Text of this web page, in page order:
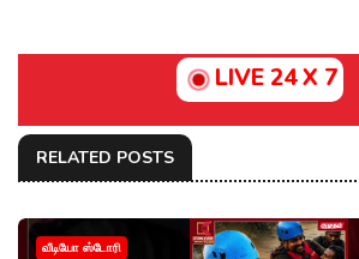
LIVE 24 X 7
RELATED POSTS
வீடியோ ஸ்டோரி